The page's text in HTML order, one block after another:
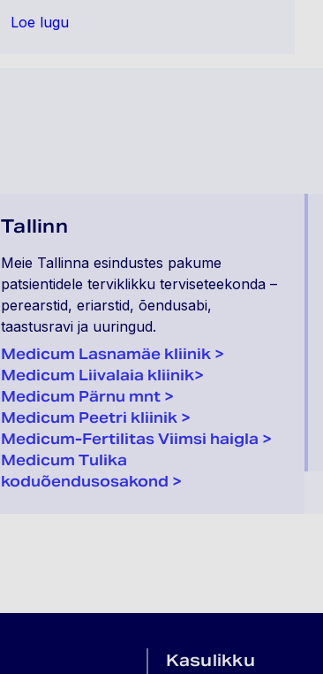
Loe lugu
Tallinn
Meie Tallinna esindustes pakume
patsientidele terviklikku terviseteekonda –
perearstid, eriarstid, õendusabi,
taastusravi ja uuringud.
Medicum Lasnamäe kliinik >
Medicum Liivalaia kliinik>
Medicum Pärnu mnt >
Medicum Peetri kliinik >
Medicum-Fertilitas Viimsi haigla >
Medicum Tulika
koduõendusosakond >
Kasulikku